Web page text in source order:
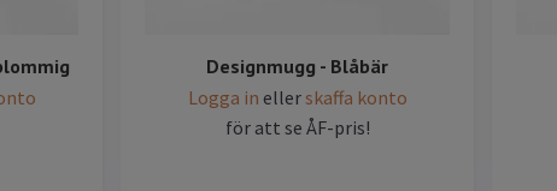
Designmugg - Blåbär
Logga in ellerskaffa konto
för att se ÅF-pris!